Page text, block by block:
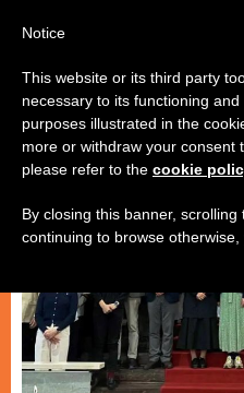
عدالة وسلام
Notice
This website or its third party
necessary to its functioning
purposes illustrated in the
more or withdraw your consent
please refer to the cookie
By closing this banner,
continuing to browse